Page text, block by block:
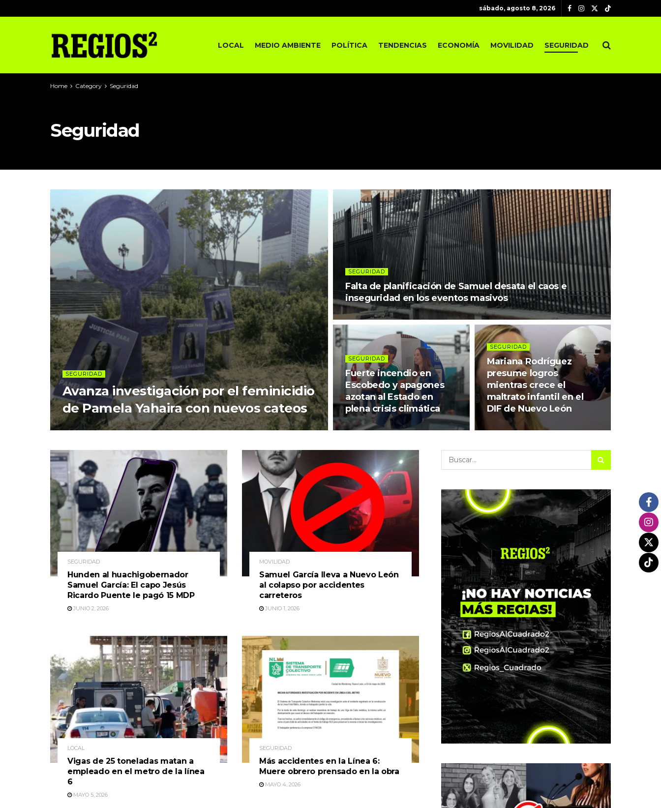
sábado, agosto 8, 2026
LOCAL MEDIO AMBIENTE POLÍTICA TENDENCIAS ECONOMÍA MOVILIDAD SEGURIDAD
Home Category Seguridad
Seguridad
SEGURIDAD
Avanza investigación por el feminicidio
de Pamela Yahaira con nuevos cateos
SEGURIDAD
Falta de planificación de Samuel desata el caos e
inseguridad en los eventos masivos
SEGURIDAD
Fuerte incendio en
Escobedo y apagones
azotan al Estado en
plena crisis climática
SEGURIDAD
Mariana Rodríguez
presume logros
mientras crece el
maltrato infantil en el
DIF de Nuevo León
SEGURIDAD
Hunden al huachigobernador
Samuel García: El capo Jesús
Ricardo Puente le pagó 15 MDP
JUNIO 2, 2026
MOVILIDAD
Samuel García lleva a Nuevo León
al colapso por accidentes
carreteros
JUNIO 1, 2026
LOCAL
Vigas de 25 toneladas matan a
empleado en el metro de la línea
6
MAYO 5, 2026
SEGURIDAD
Más accidentes en la Línea 6:
Muere obrero prensado en la obra
MAYO 4, 2026